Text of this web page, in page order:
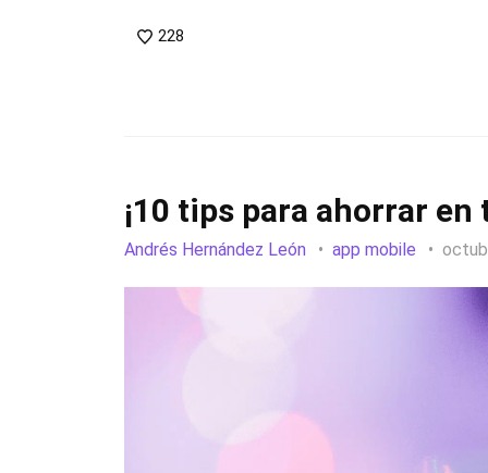
228
¡10 tips para ahorrar
Andrés Hernández León app mobile